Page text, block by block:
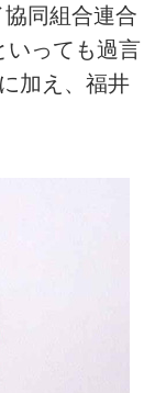
同組合連合
いっても過言
加え、福井